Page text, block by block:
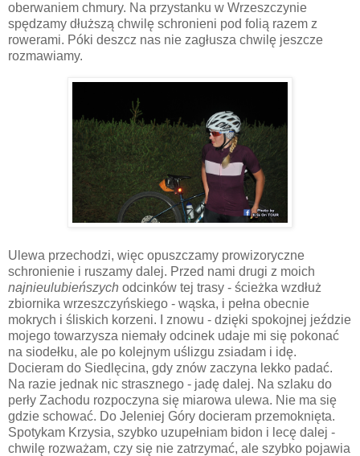
oberwaniem chmury. Na przystanku w Wrzeszczynie
spędzamy dłuższą chwilę schronieni pod folią razem z
rowerami. Póki deszcz nas nie zagłusza chwilę jeszcze
rozmawiamy.
Ulewa przechodzi, więc opuszczamy prowizoryczne
schronienie i ruszamy dalej. Przed nami drugi z moich
najnieulubieńszych odcinków tej trasy - ścieżka wzdłuż
zbiornika wrzeszczyńskiego - wąska, i pełna obecnie
mokrych i śliskich korzeni. I znowu - dzięki spokojnej jeździe
mojego towarzysza niemały odcinek udaje mi się pokonać
na siodełku, ale po kolejnym uślizgu zsiadam i idę.
Docieram do Siedlęcina, gdy znów zaczyna lekko padać.
Na razie jednak nic strasznego - jadę dalej. Na szlaku do
perły Zachodu rozpoczyna się miarowa ulewa. Nie ma się
gdzie schować. Do Jeleniej Góry docieram przemoknięta.
Spotykam Krzysia, szybko uzupełniam bidon i lecę dalej -
chwilę rozważam, czy się nie zatrzymać, ale szybko pojawia